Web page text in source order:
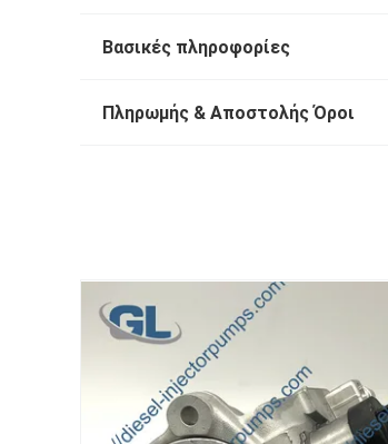
Βασικές πληροφορίες
Πληρωμής & Αποστολής Όροι